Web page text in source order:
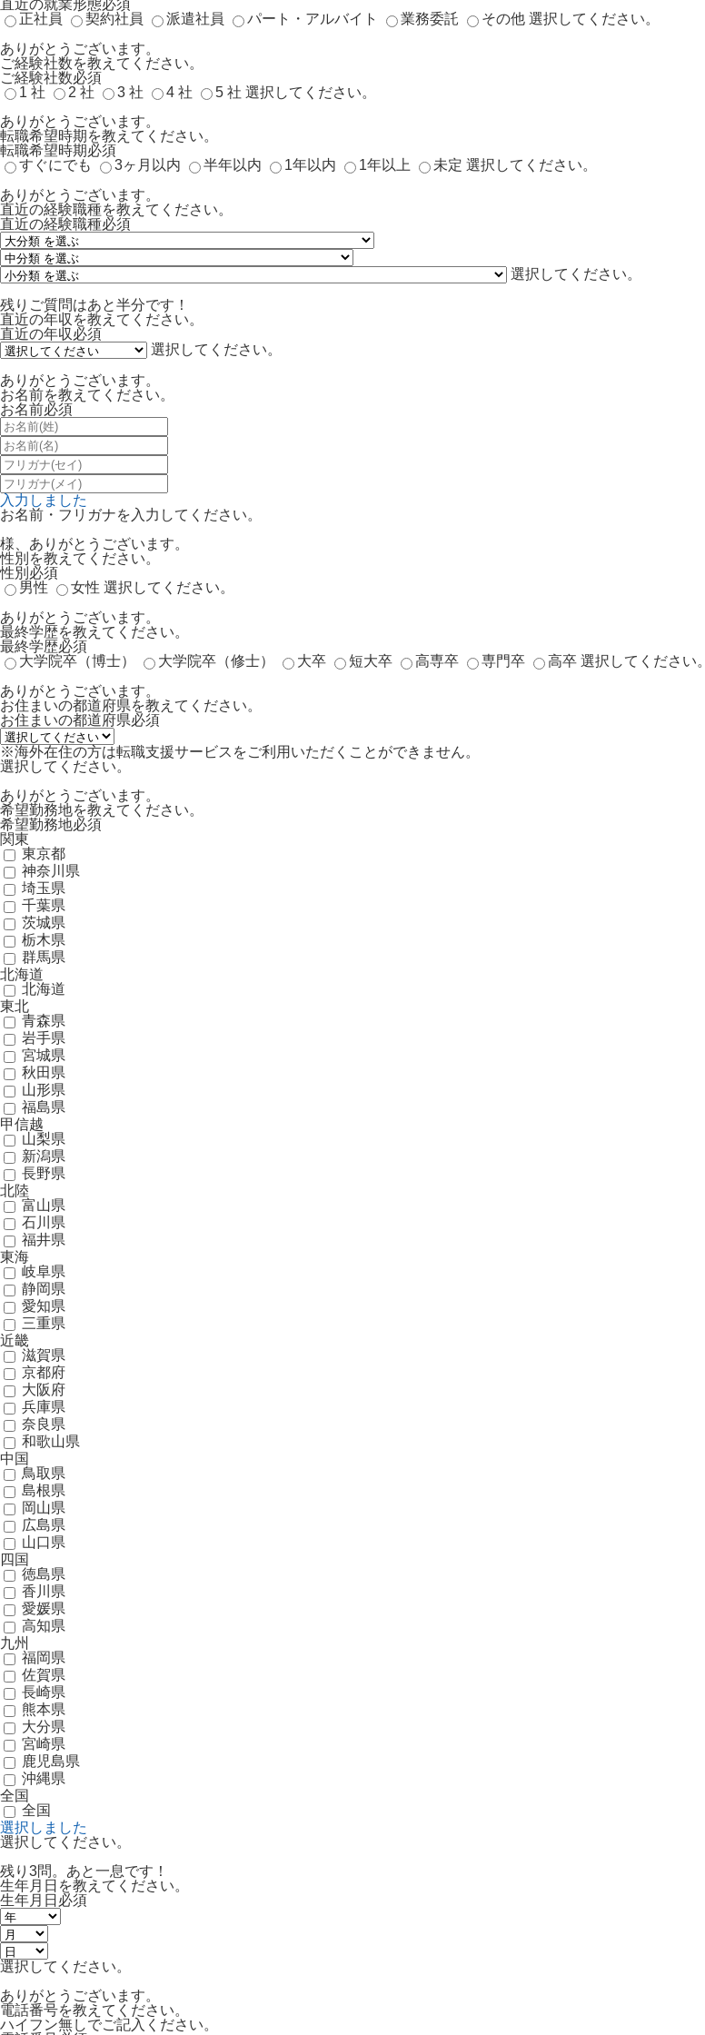
直近の就業形態必須
正社員
契約社員 派遣社員 パート・アルバイト 業務委託 その他 選択してください。
ありがとうございます。
ご経験社数を教えてください。
ご経験社数必須
1 社
2 社 3 社 4 社 5 社 選択してください。
ありがとうございます。
転職希望時期を教えてください。
転職希望時期必須
すぐにでも
3ヶ月以内 半年以内 1年以内 1年以上 未定 選択してください。
ありがとうございます。
直近の経験職種を教えてください。
直近の経験職種必須
選択してください。
残りご質問はあと半分です！
直近の年収を教えてください。
直近の年収必須
選択してください。
ありがとうございます。
お名前を教えてください。
お名前必須
入力しました
お名前・フリガナを入力してください。
様、ありがとうございます。
性別を教えてください。
性別 必須
男性
女性 選択してください。
ありがとうございます。
最終学歴を教えてください。
最終学歴必須
大学院卒（博士）
大学院卒（修士） 大卒 短大卒 高専卒 専門卒 高卒 選択してください。
ありがとうございます。
お住まいの都道府県を教えてください。
お住まいの都道府県必須
※海外在住の方は転職支援サービスをご利用いただくことができません。
選択してください。
ありがとうございます。
希望勤務地を教えてください。
希望勤務地必須
関東
東京都
神奈川県
埼玉県
千葉県
茨城県
栃木県
群馬県
北海道
北海道
東北
青森県
岩手県
宮城県
秋田県
山形県
福島県
甲信越
山梨県
新潟県
長野県
北陸
富山県
石川県
福井県
東海
岐阜県
静岡県
愛知県
三重県
近畿
滋賀県
京都府
大阪府
兵庫県
奈良県
和歌山県
中国
鳥取県
島根県
岡山県
広島県
山口県
四国
徳島県
香川県
愛媛県
高知県
九州
福岡県
佐賀県
長崎県
熊本県
大分県
宮崎県
鹿児島県
沖縄県
全国
全国
選択しました
選択してください。
残り3問。あと一息です！
生年月日を教えてください。
生年月日 必須
選択してください。
ありがとうございます。
電話番号を教えてください。
ハイフン無しでご記入ください。